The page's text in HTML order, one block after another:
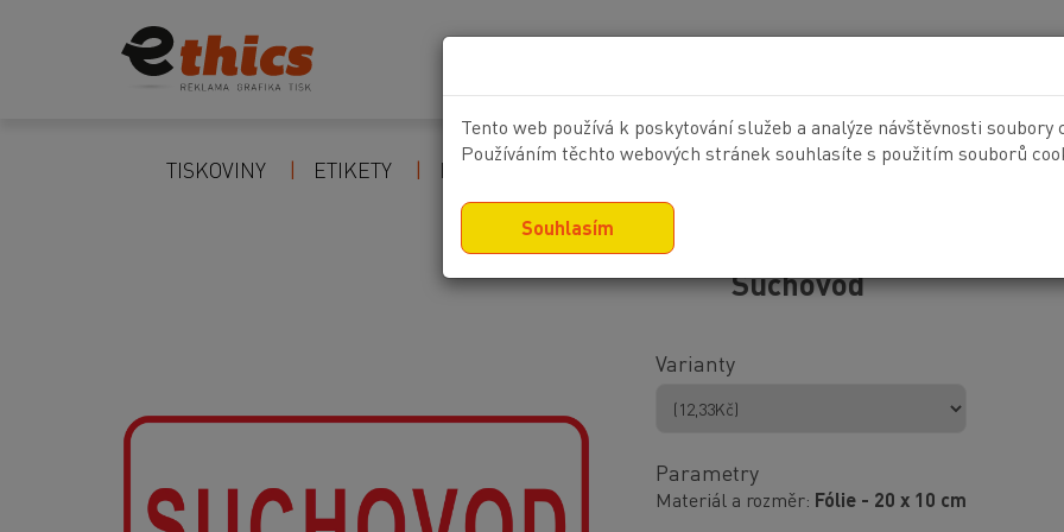
Tento web používá k poskytování služeb a analýze návštěvnosti soubory
Používáním těchto webových stránek souhlasíte s použitím souborů
Souhlasím
TISKOVINY ETIKETY POZOR ZNAČKY VELKOPLOŠNÝ TISK POTISK TEXTILU
Suchovod
Varianty
Parametry
Materiál a rozměr Fólie - 20 x 10 cm